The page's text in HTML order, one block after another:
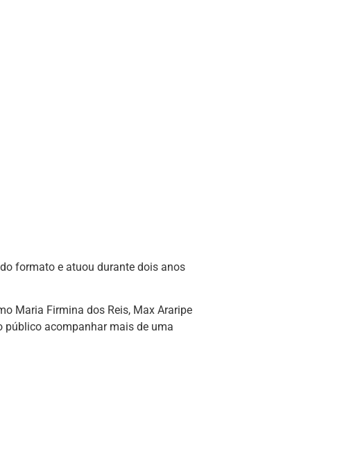
formato e atuou durante dois anos
Maria Firmina dos Reis, Max Araripe
público acompanhar mais de uma